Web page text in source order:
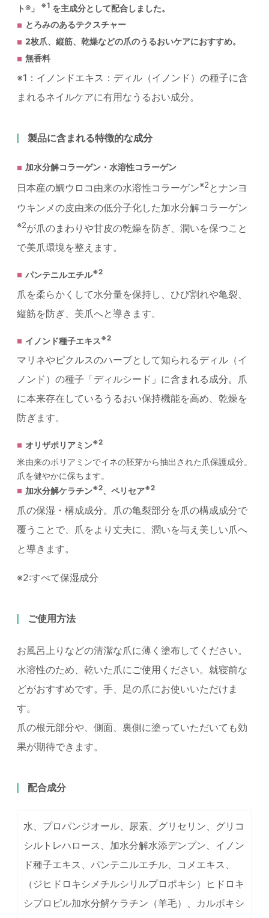
ト®」
※1 を主成分として配合しました。
とろみのあるテクスチャー
2枚爪、縦筋、乾燥などの爪のうるおいケアにおすすめ。
無香料
※1：イノンドエキス：ディル（イノンド）の種子に含
まれるネイルケアに有用なうるおい成分。
製品に含まれる特徴的な成分
加水分解コラーゲン・水溶性コラーゲン
日本産の鯛ウロコ由来の水溶性コラーゲン※2とナンヨ
ウキンメの皮由来の低分子化した加水分解コラーゲン
※2が爪のまわりや甘皮の乾燥を防ぎ、潤いを保つこと
で美爪環境を整えます。
パンテニルエチル※2
爪を柔らかくして水分量を保持し、ひび割れや亀裂、
縦筋を防ぎ、美爪へと導きます。
イノンド種子エキス※2
マリネやピクルスのハーブとして知られるディル（イ
ノンド）の種子「ディルシード」に含まれる成分。爪
に本来存在しているうるおい保持機能を高め、乾燥を
防ぎます。
オリザポリアミン※2
米由来のポリアミンでイネの胚芽から抽出された爪保護成分。
爪を健やかに保ちます。
加水分解ケラチン※2、ペリセア※2
爪の保湿・構成成分。爪の亀裂部分を爪の構成成分で
覆うことで、爪をより丈夫に、潤いを与え美しい爪へ
と導きます。
※2:すべて保湿成分
ご使用方法
お風呂上りなどの清潔な爪に薄く塗布してください。
水溶性のため、乾いた爪にご使用ください。就寝前な
どがおすすめです。手、足の爪にお使いいただけま
す。
爪の根元部分や、側面、裏側に塗っていただいても効
果が期待できます。
配合成分
水、プロパンジオール、尿素、グリセリン、グリコ
シルトレハロース、加水分解水添デンプン、イノン
ド種子エキス、パンテニルエチル、コメエキス、
（ジヒドロキシメチルシリルプロポキシ）ヒドロキ
シプロピル加水分解ケラチン（羊毛）、カルボキシ